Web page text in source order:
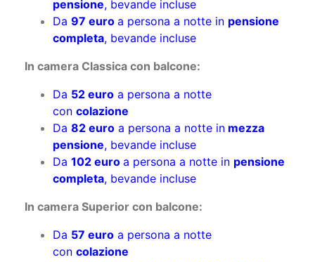
completa, bevande incluse
In camera Classica con balcone:
Da52 euroa persona a notte
Da 82 euro a persona a notte in
pensione, bevande incluse
Da 102 euroa persona a notte inpensione
completa, bevande incluse
In camera Superior con balcone:
Da57 euroa persona a notte
Da 87 euro a persona a notte in
pensione, bevande incluse